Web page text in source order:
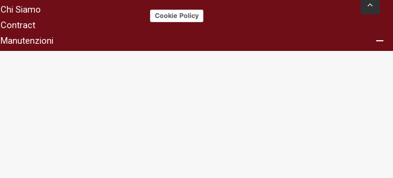
Chi Siamo
Contract
Manutenzioni
Cookie Policy